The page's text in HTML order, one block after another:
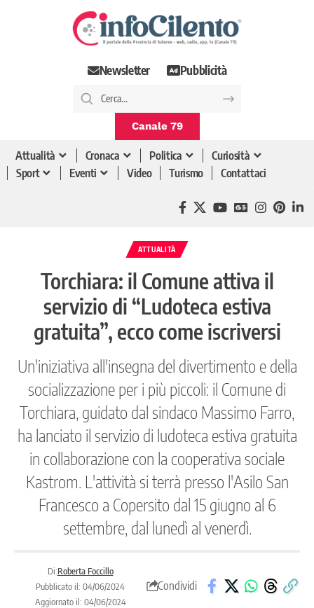
Newsletter Pubblicità
Canale 79
Attualità Cronaca Politica
Curiosità
Sport
Eventi Video Turismo Contattaci
ATTUALITÀ
Torchiara: il Comune attiva il
servizio di “Ludoteca estiva
gratuita”, ecco come iscriversi
Un'iniziativa all'insegna del divertimento e della
socializzazione per i più piccoli: il Comune di
Torchiara, guidato dal sindaco Massimo Farro,
ha lanciato il servizio di ludoteca estiva gratuita
in collaborazione con la cooperativa sociale
Kastrom. L'attività si terrà presso l'Asilo San
Francesco a Copersito dal 15 giugno al 6
settembre, dal lunedì al venerdì.
Di:Roberta Foccillo
Pubblicato il: 04/06/2024
Aggiornato il: 04/06/2024
Condividi